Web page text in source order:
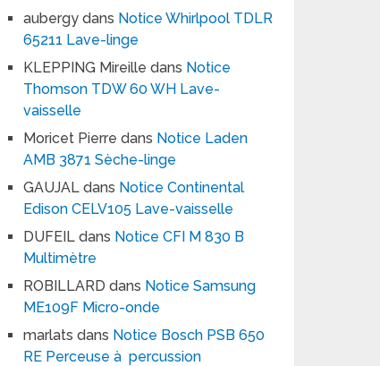
aubergy dans Notice Whirlpool TDLR
65211 Lave-linge
KLEPPING Mireille dans Notice
Thomson TDW 60 WH Lave-
vaisselle
Moricet Pierre dans Notice Laden
AMB 3871 Sèche-linge
GAUJAL dans Notice Continental
Edison CELV105 Lave-vaisselle
DUFEIL dans Notice CFI M 830 B
Multimètre
ROBILLARD dans Notice Samsung
ME109F Micro-onde
marlats dans Notice Bosch PSB 650
RE Perceuse à percussion